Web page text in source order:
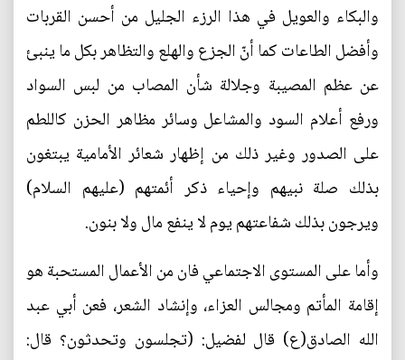
والبكاء والعويل في هذا الرزء الجليل من أحسن القربات
وأفضل الطاعات كما أنّ الجزع والهلع والتظاهر بكل ما ينبئ
عن عظم المصيبة وجلالة شأن المصاب من لبس السواد
ورفع أعلام السود والمشاعل وسائر مظاهر الحزن كاللطم
على الصدور وغير ذلك من إظهار شعائر الأمامية يبتغون
بذلك صلة نبيهم وإحياء ذكر أئمتهم (عليهم السلام)
ويرجون بذلك شفاعتهم يوم لا ينفع مال ولا بنون.
وأما على المستوى الاجتماعي فان من الأعمال المستحبة هو
إقامة المأتم ومجالس العزاء، وإنشاد الشعر، فعن أبي عبد
الله الصادق(ع) قال لفضيل: (تجلسون وتحدثون؟ قال: